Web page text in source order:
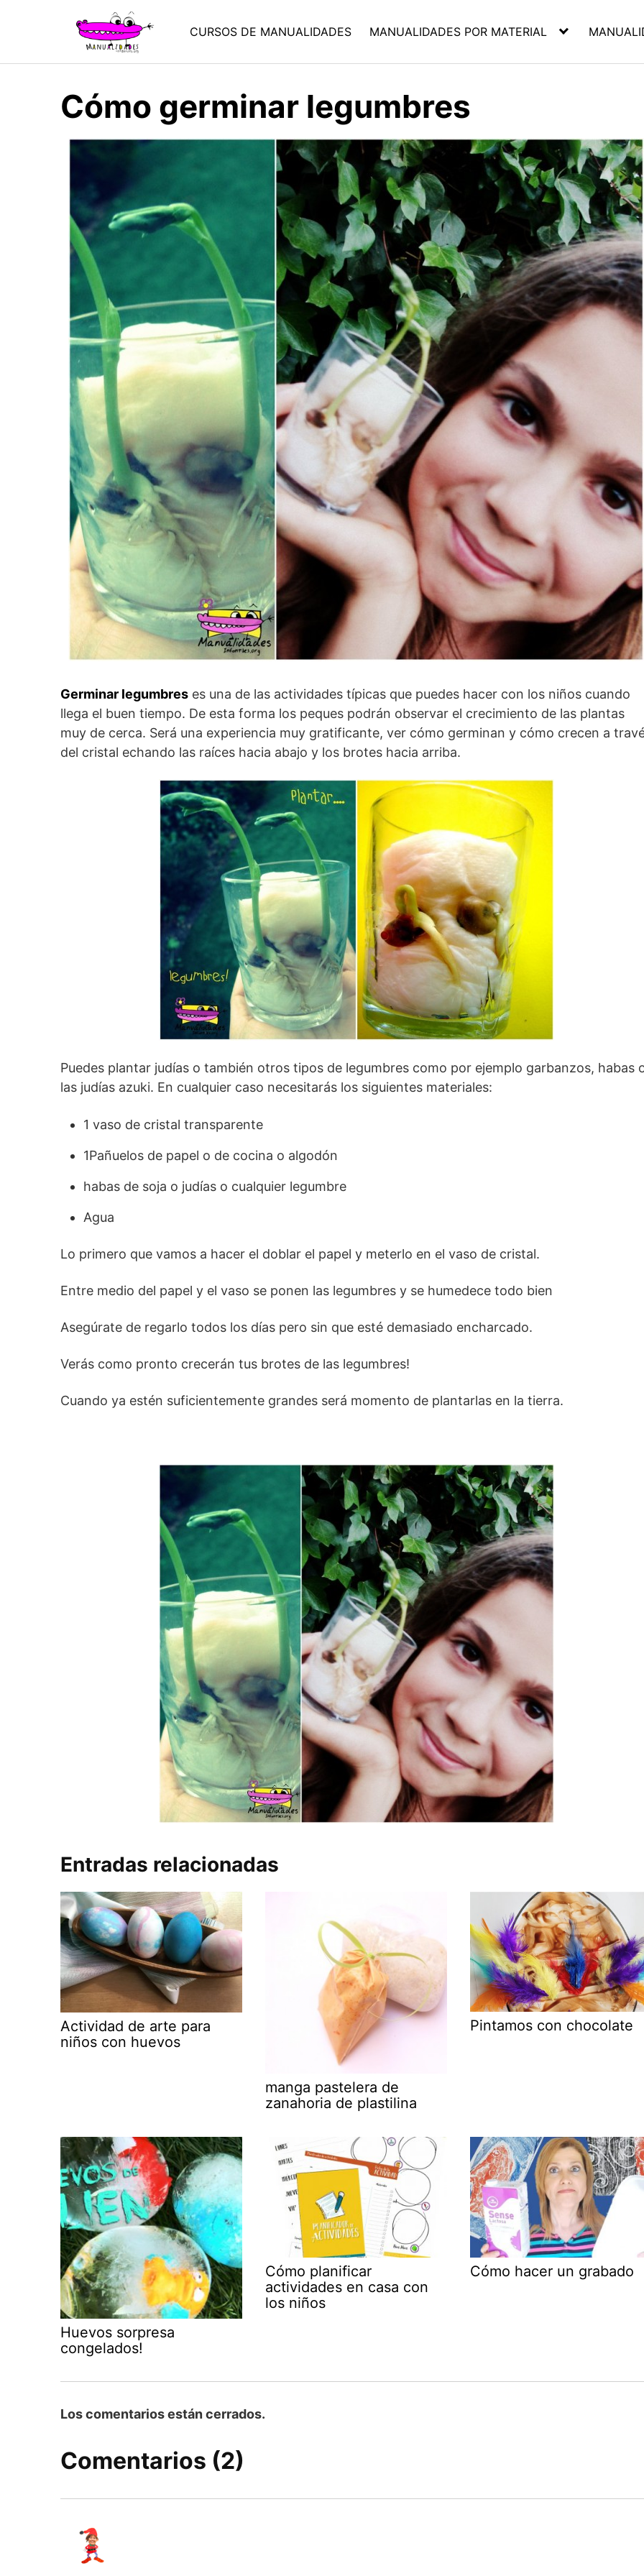
CURSOS DE MANUALIDADES MANUALIDADES POR MATERIAL
Cómo germinar legumbres
Germinar legumbres es una de las actividades típicas que puedes hacer con los niños cuando
llega el buen tiempo. De esta forma los peques podrán observar el crecimiento de las plantas
muy de cerca. Será una experiencia muy gratificante, ver cómo germinan y cómo crecen a
del cristal echando las raíces hacia abajo y los brotes hacia arriba.
Puedes plantar judías o también otros tipos de legumbres como por ejemplo garbanzos, habas
las judías azuki. En cualquier caso necesitarás los siguientes materiales:
1 vaso de cristal transparente
1Pañuelos de papel o de cocina o algodón
habas de soja o judías o cualquier legumbre
Agua
Lo primero que vamos a hacer el doblar el papel y meterlo en el vaso de cristal.
Entre medio del papel y el vaso se ponen las legumbres y se humedece todo bien
Asegúrate de regarlo todos los días pero sin que esté demasiado encharcado.
Verás como pronto crecerán tus brotes de las legumbres!
Cuando ya estén suficientemente grandes será momento de plantarlas en la tierra.
Entradas relacionadas
Actividad de arte para
niños con huevos
manga pastelera de
zanahoria de plastilina
Pintamos con chocolate
Huevos sorpresa
congelados!
Cómo planificar
actividades en casa con
los niños
Cómo hacer un grabado
Los comentarios están cerrados.
Comentarios (2)